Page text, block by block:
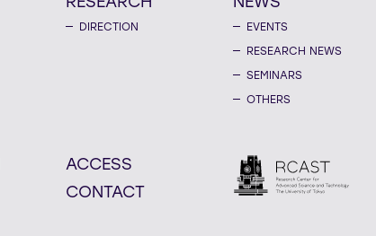
DIRECTION
EVENTS
RESEARCH NEWS
SEMINARS
OTHERS
ACCESS
CONTACT